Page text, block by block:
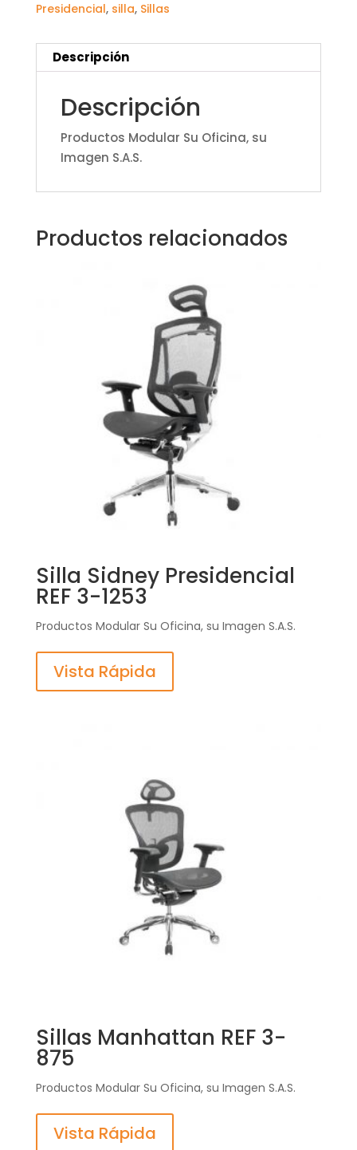
Presidencial, silla, Sillas
Descripción
Descripción
Productos Modular Su Oficina, su
Imagen S.A.S.
Productos relacionados
Silla Sidney Presidencial
REF 3-1253
Productos Modular Su Oficina, su Imagen S.A.S.
Vista Rápida
Sillas Manhattan REF 3-
875
Productos Modular Su Oficina, su Imagen S.A.S.
Vista Rápida